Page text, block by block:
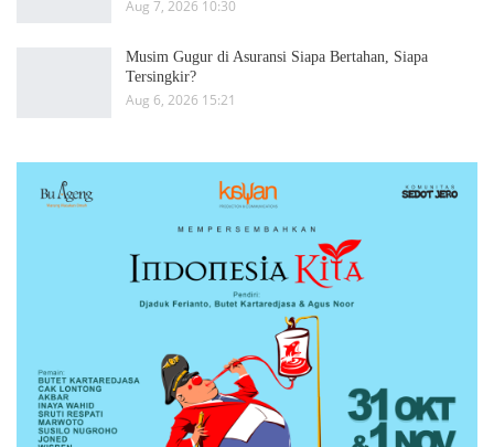
Aug 7, 2026 10:30
Musim Gugur di Asuransi Siapa Bertahan, Siapa
Tersingkir?
Aug 6, 2026 15:21